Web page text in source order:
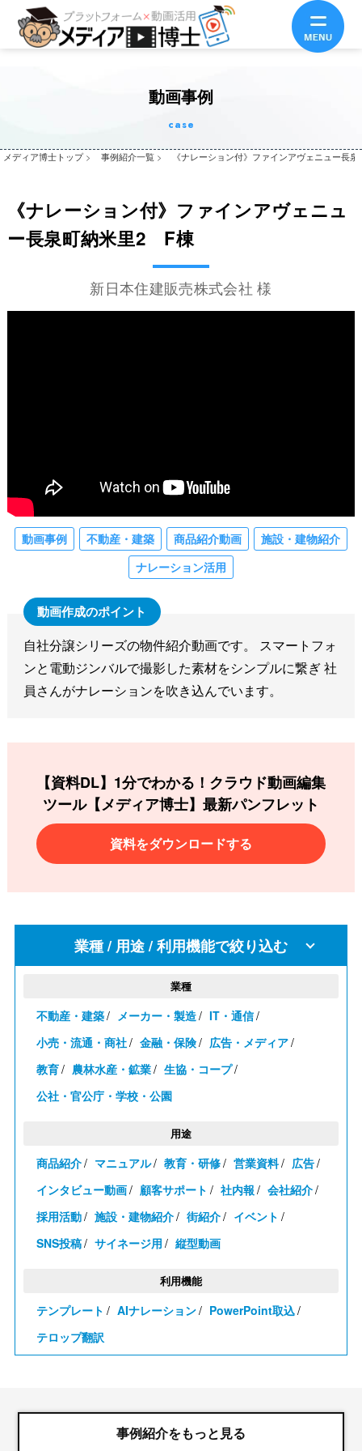
動画事例
case
メディア博士トップ > 事例紹介一覧 > 《ナレーション付》ファインアヴェニュー長
《ナレーション付》ファインアヴェニュ
ー長泉町納米里2 F棟
新日本住建販売株式会社 様
動画事例 不動産・建築 商品紹介動画
施設・建物紹介
ナレーション活用
自社分譲シリーズの物件紹介動画です。 スマートフォ
ンと電動ジンバルで撮影した素材をシンプルに繋ぎ 社
員さんがナレーションを吹き込んでいます。
【資料DL】1分でわかる！クラウド動画編集
ツール【メディア博士】最新パンフレット
資料をダウンロードする
業種 / 用途 / 利用機能で絞り込む
業種
不動産・建築 メーカー・製造
IT・通信
小売・流通・商社
金融・保険
広告・メディア
教育
農林水産・鉱業
生協・コープ
公社・官公庁・学校・公園
用途
商品紹介 マニュアル 教育・研修 営業資料
広告
インタビュー動画
顧客サポート 社内報
会社紹介
採用活動
施設・建物紹介 街紹介
イベント
SNS投稿
サイネージ用 縦型動画
利用機能
テンプレート AIナレーション
PowerPoint取込
テロップ翻訳
事例紹介をもっと見る